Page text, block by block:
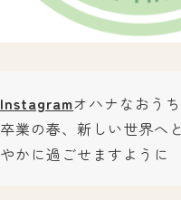
Instagramオハナなおう
卒業の春、新しい世界へ
やかに過ごせますように